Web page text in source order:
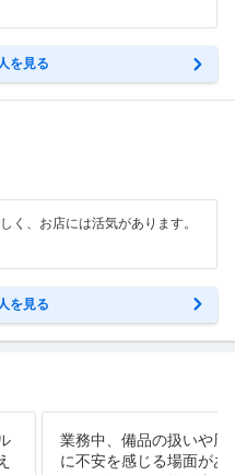
を見る
く、お店には活気があります。
を見る
業務中、備品の扱いや周
に不安を感じる場面があ